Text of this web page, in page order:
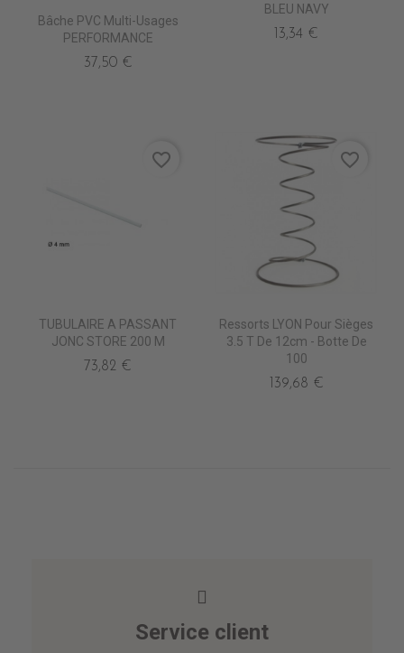
Bâche PVC Multi-Usages
PERFORMANCE
37,50 €
BLEU NAVY
13,34 €
TUBULAIRE A PASSANT
JONC STORE 200 M
73,82 €
favorite_border
Ressorts LYON Pour Sièges
3.5 T De 12cm - Botte De
100
139,68 €
favorite_border
Service client